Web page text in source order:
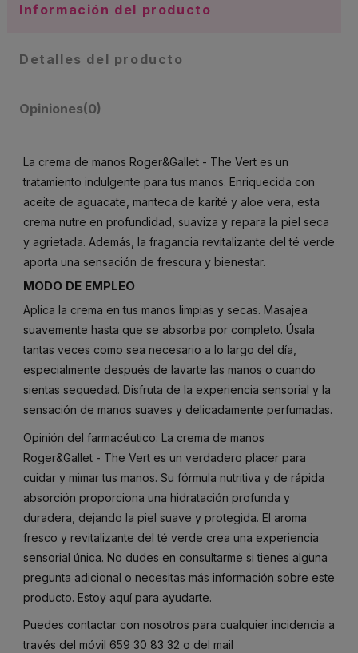
Información del producto
Detalles del producto
Opiniones(0)
La crema de manos Roger&Gallet - The Vert es un
tratamiento indulgente para tus manos. Enriquecida con
aceite de aguacate, manteca de karité y aloe vera, esta
crema nutre en profundidad, suaviza y repara la piel seca
y agrietada. Además, la fragancia revitalizante del té verde
aporta una sensación de frescura y bienestar.
MODO DE EMPLEO
Aplica la crema en tus manos limpias y secas. Masajea
suavemente hasta que se absorba por completo. Úsala
tantas veces como sea necesario a lo largo del día,
especialmente después de lavarte las manos o cuando
sientas sequedad. Disfruta de la experiencia sensorial y la
sensación de manos suaves y delicadamente perfumadas.
Opinión del farmacéutico: La crema de manos
Roger&Gallet - The Vert es un verdadero placer para
cuidar y mimar tus manos. Su fórmula nutritiva y de rápida
absorción proporciona una hidratación profunda y
duradera, dejando la piel suave y protegida. El aroma
fresco y revitalizante del té verde crea una experiencia
sensorial única. No dudes en consultarme si tienes alguna
pregunta adicional o necesitas más información sobre este
producto. Estoy aquí para ayudarte.
Puedes contactar con nosotros para cualquier incidencia a
través del móvil 659 30 83 32 o del mail